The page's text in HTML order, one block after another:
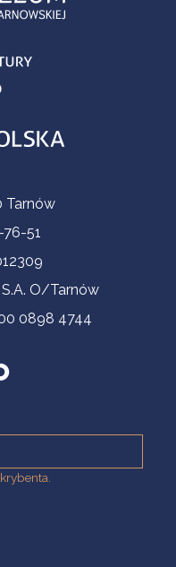
Tarnów
51
O/Tarnów
0898 4744